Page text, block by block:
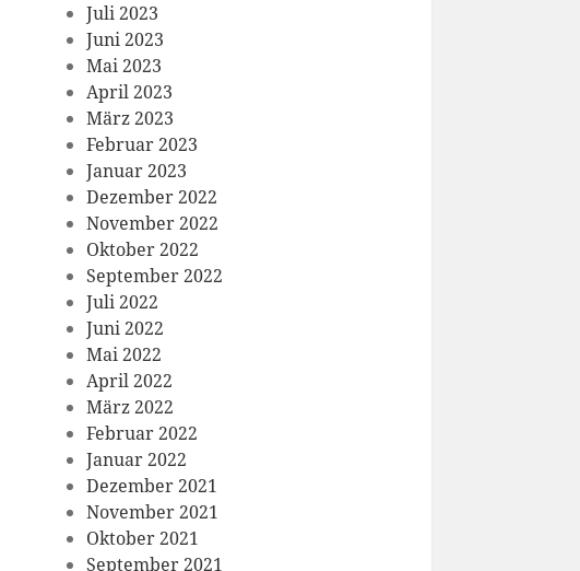
Juli 2023
Juni 2023
Mai 2023
April 2023
März 2023
Februar 2023
Januar 2023
Dezember 2022
November 2022
Oktober 2022
September 2022
Juli 2022
Juni 2022
Mai 2022
April 2022
März 2022
Februar 2022
Januar 2022
Dezember 2021
November 2021
Oktober 2021
September 2021